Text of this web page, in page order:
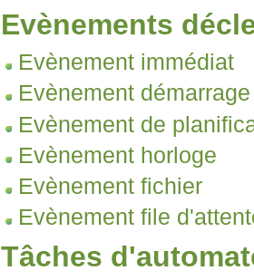
Evènements
Evènement immédiat
Evènement
Evènement de
Evènement horloge
Evènement fichier
Evènement file
Tâches